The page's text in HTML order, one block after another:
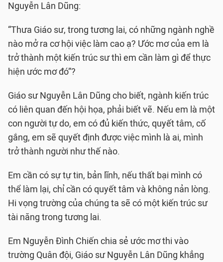
Nguyễn Lân Dũng:
“Thưa Giáo sư, trong tương lai, có những ngành nghề
nào mở ra cơ hội việc làm cao ạ? Ước mơ của em là
trở thành một kiến trúc sư thì em cần làm gì để thực
hiện ước mơ đó”?
Giáo sư Nguyễn Lân Dũng cho biết, ngành kiến trúc
có liên quan đến hội họa, phải biết vẽ. Nếu em là một
con người tự do, em có đủ kiến thức, quyết tâm, cố
gắng, em sẽ quyết định được việc mình là ai, mình
trở thành người như thế nào.
Em cần có sự tự tin, bản lĩnh, nếu thất bại mình có
thể làm lại, chỉ cần có quyết tâm và không nản lòng.
Hi vọng trường của chúng ta sẽ có một kiến trúc sư
tài năng trong tương lai.
Em Nguyễn Đình Chiến chia sẻ ước mơ thi vào
trường Quân đội, Giáo sư Nguyễn Lân Dũng khẳng